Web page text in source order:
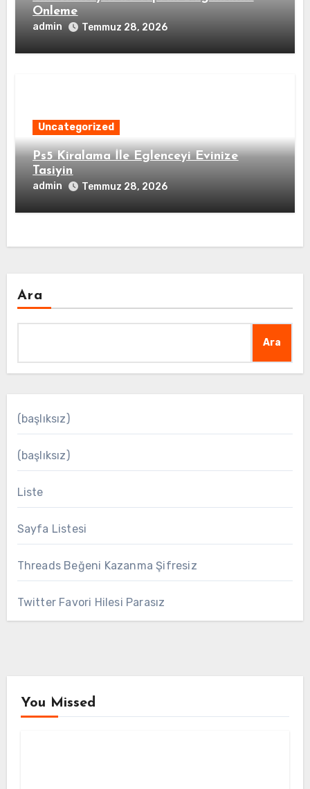
Onleme
admin Temmuz 28, 2026
Uncategorized
Ps5 Kiralama İle Eglenceyi Evinize
Tasiyin
admin Temmuz 28, 2026
Ara
Ara
(başlıksız)
(başlıksız)
Liste
Sayfa Listesi
Threads Beğeni Kazanma Şifresiz
Twitter Favori Hilesi Parasız
You Missed